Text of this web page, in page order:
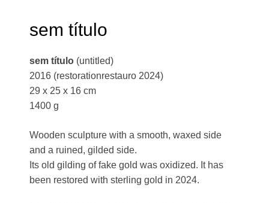
sem título
sem título(untitled)
2016 (restorationrestauro 2024)
29 x 25 x 16 cm
1400 g
Wooden sculpture with a smooth, waxed side
and a ruined, gilded side.
Its old gilding of fake gold was oxidized. It has
been restored with sterling gold in 2024.